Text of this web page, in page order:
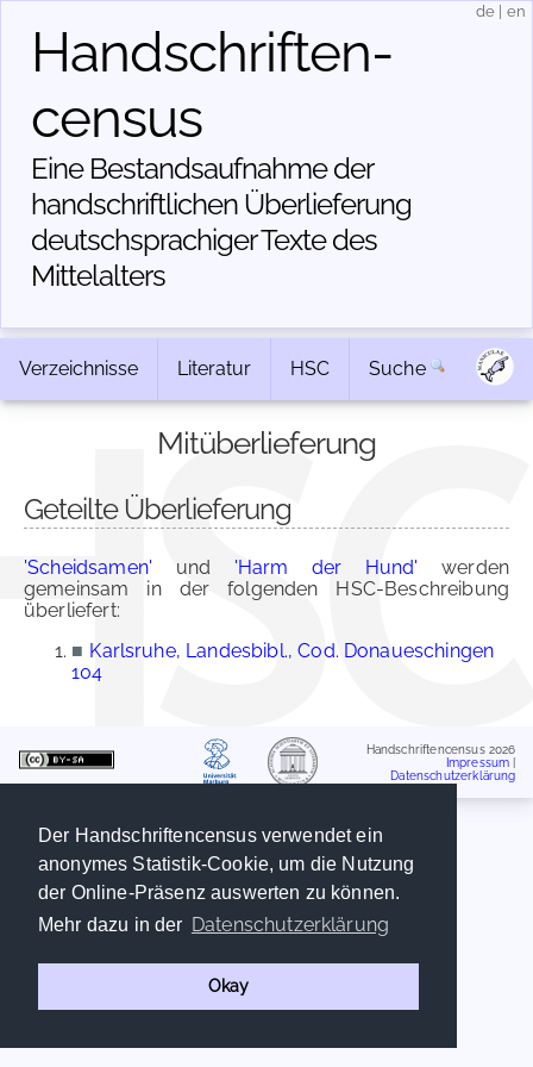
Der Handschriftencensus verwendet ein
anonymes Statistik-Cookie, um die Nutzung
der Online-Präsenz auswerten zu können.
Mehr dazu in der Datenschutzerklärung
Okay
Handschriften­
census
Eine Bestandsaufnahme der
handschriftlichen Über­lieferung
deutschsprachiger Texte des
Mittelalters
de en
Verzeichnisse Literatur HSC Suche
Mitüberlieferung
Geteilte Überlieferung
'Scheidsamen' und 'Harm der Hund' werden
gemeinsam in der folgenden HSC-Beschreibung
überliefert:
■ Karlsruhe, Landesbibl., Cod. Donaueschingen
104
Handschriftencensus 2026
Impressum
Datenschutzerklärung